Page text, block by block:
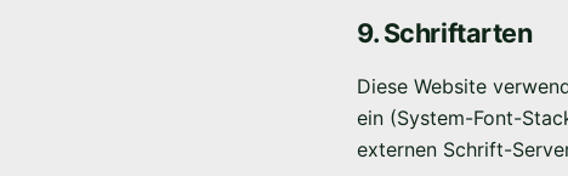
9. Schriftarten
Diese Website
ein (System-Font-
externen Schrift-